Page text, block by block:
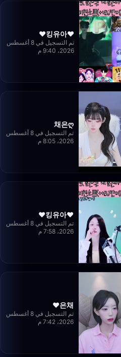
❤️킹유아❤️
تم التسجيل في 8 أغسطس
2026، 9:40 م
채은ღ
تم التسجيل في 8 أغسطس
2026، 8:05 م
❤️킹유아❤️
تم التسجيل في 8 أغسطس
2026، 7:58 م
은채❤️
تم التسجيل في 8 أغسطس
2026، 7:42 م